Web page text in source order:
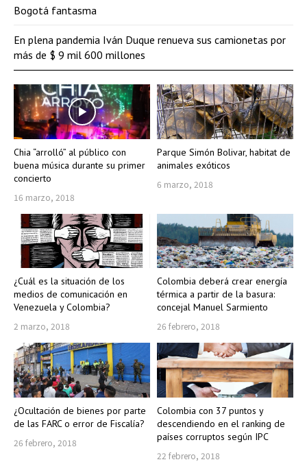
Chia “arrolló” al público con
buena música durante su primer
concierto
16 marzo, 2018
Parque Simón Bolivar, habitat de
animales exóticos
6 marzo, 2018
¿Cuál es la situación de los
medios de comunicación en
Venezuela y Colombia?
2 marzo, 2018
Colombia deberá crear energía
térmica a partir de la basura:
concejal Manuel Sarmiento
26 febrero, 2018
¿Ocultación de bienes por parte
de las FARC o error de Fiscalía?
26 febrero, 2018
Colombia con 37 puntos y
descendiendo en el ranking de
países corruptos según IPC
22 febrero, 2018
Bogotá fantasma
En plena pandemia Iván Duque renueva sus camionetas por
más de $ 9 mil 600 millones